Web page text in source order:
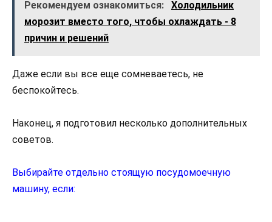
Рекомендуем ознакомиться:
Холодильник
морозит вместо того, чтобы охлаждать - 8
причин и решений
Даже если вы все еще сомневаетесь, не
беспокойтесь.
Наконец, я подготовил несколько дополнительных
советов.
Выбирайте отдельно стоящую посудомоечную
машину, если: